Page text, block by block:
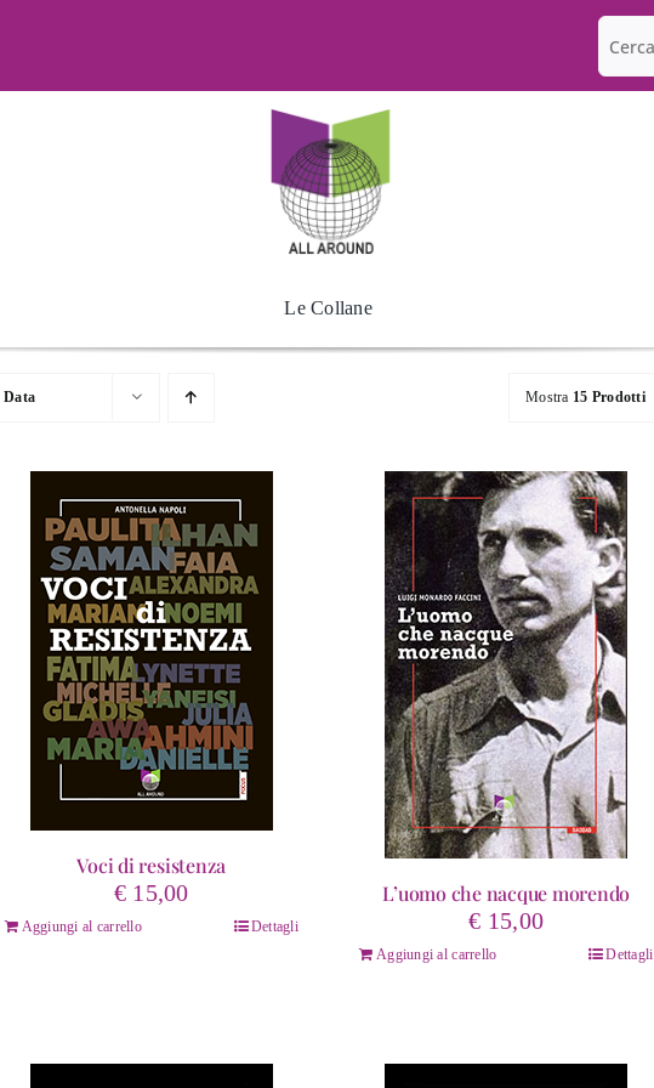
Cerca
per:
Le Collane
Data Mostra 15 Prodotti
Voci di resistenza
€ 15,00
Aggiungi al carrello Dettagli
L’uomo che nacque morendo
€ 15,00
Aggiungi al carrello Dettagli